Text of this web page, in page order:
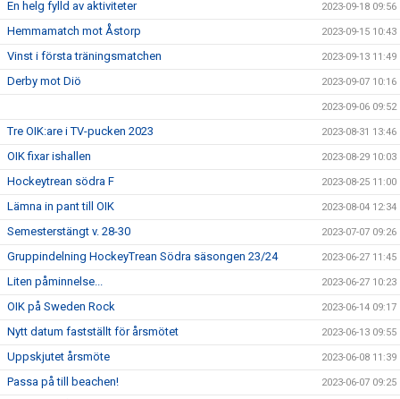
En helg fylld av aktiviteter 2023-09-18 09:56
Hemmamatch mot Åstorp 2023-09-15 10:43
Vinst i första träningsmatchen 2023-09-13 11:49
Derby mot Diö 2023-09-07 10:16
2023-09-06 09:52
Tre OIK:are i TV-pucken 2023 2023-08-31 13:46
OIK fixar ishallen 2023-08-29 10:03
Hockeytrean södra F 2023-08-25 11:00
Lämna in pant till OIK 2023-08-04 12:34
Semesterstängt v. 28-30 2023-07-07 09:26
Gruppindelning HockeyTrean Södra säsongen 23/24 2023-06-27 11:45
Liten påminnelse... 2023-06-27 10:23
OIK på Sweden Rock 2023-06-14 09:17
Nytt datum fastställt för årsmötet 2023-06-13 09:55
Uppskjutet årsmöte 2023-06-08 11:39
Passa på till beachen! 2023-06-07 09:25